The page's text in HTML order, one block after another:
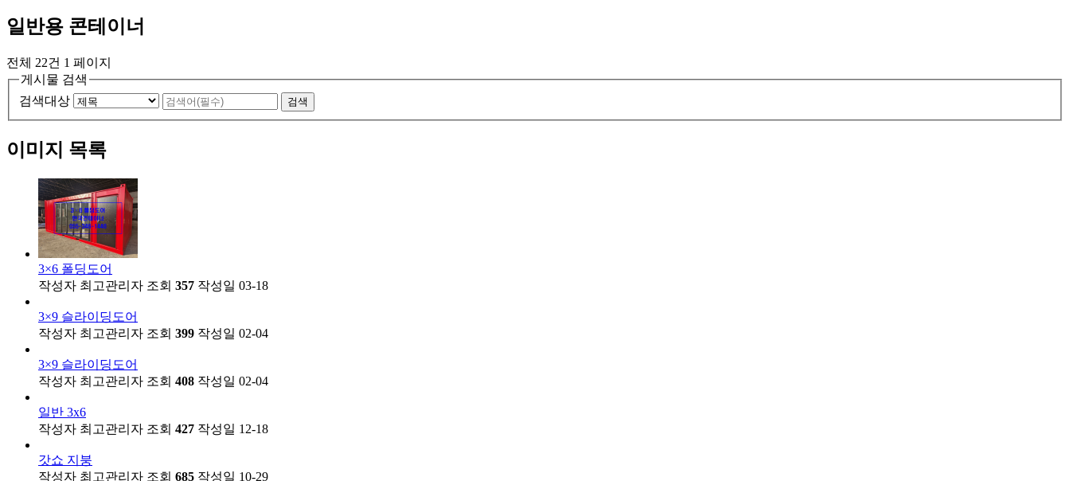
일반용 콘테이너
전체 22건 1 페이지
게시물 검색
검색대상
검색
이미지 목록
3×6 폴딩도어
작성자 최고관리자 조회 357 작성일 03-18
3×9 슬라이딩도어
작성자 최고관리자 조회 399 작성일 02-04
3×9 슬라이딩도어
작성자 최고관리자 조회 408 작성일 02-04
일반 3x6
작성자 최고관리자 조회 427 작성일 12-18
갓쇼 지붕
작성자 최고관리자 조회 685 작성일 10-29